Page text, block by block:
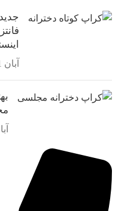
آبان 21, 1404